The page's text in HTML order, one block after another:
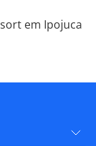
em Ipojuca